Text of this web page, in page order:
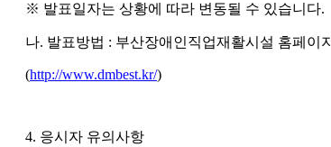
※ 발표일자는 상황에 따라 변동될 수 있습니다.
나. 발표방법 : 부산장애인직업재활시설 홈페이지
(http://www.dmbest.kr/)
4. 응시자 유의사항